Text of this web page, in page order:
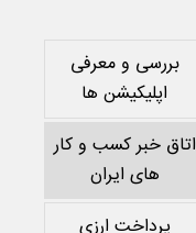
بررسی و معرفی
اپلیکیشن ها
اتاق خبر کسب و کار
های ایران
پرداخت ارزی